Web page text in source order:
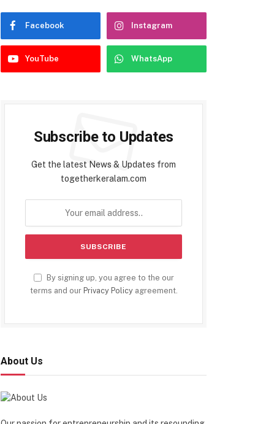
Facebook Instagram
YouTube WhatsApp
Subscribe to Updates
Get the latest News & Updates from
togetherkeralam.com
By signing up, you agree to the our
terms and our Privacy Policyagreement.
About Us